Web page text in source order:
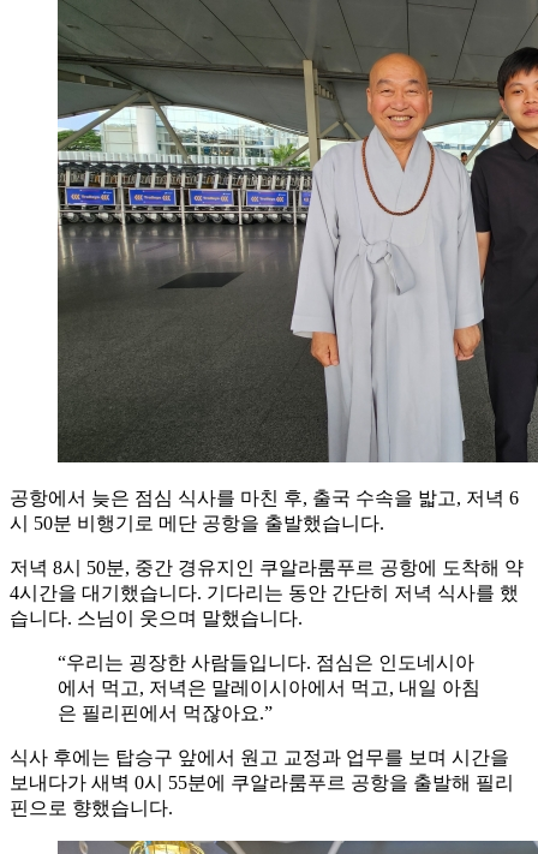
공항에서 늦은 점심 식사를 마친 후, 출국 수속을 밟고, 저녁 6
시 50분 비행기로 메단 공항을 출발했습니다.
저녁 8시 50분, 중간 경유지인 쿠알라룸푸르 공항에 도착해 약
4시간을 대기했습니다. 기다리는 동안 간단히 저녁 식사를 했
습니다. 스님이 웃으며 말했습니다.
“우리는 굉장한 사람들입니다. 점심은 인도네시아
에서 먹고, 저녁은 말레이시아에서 먹고, 내일 아침
은 필리핀에서 먹잖아요.”
식사 후에는 탑승구 앞에서 원고 교정과 업무를 보며 시간을
보내다가 새벽 0시 55분에 쿠알라룸푸르 공항을 출발해 필리
핀으로 향했습니다.